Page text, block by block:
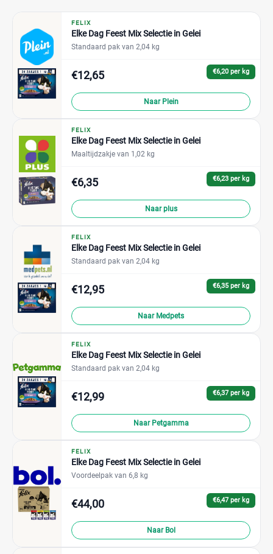
FELIX
Elke Dag Feest Mix Selectie in Gelei
Standaard pak van 2,04 kg
€6,20 per kg
€12,65
Naar Plein
FELIX
Elke Dag Feest Mix Selectie in Gelei
Maaltijdzakje van 1,02 kg
€6,23 per kg
€6,35
Naar plus
FELIX
Elke Dag Feest Mix Selectie in Gelei
Standaard pak van 2,04 kg
€6,35 per kg
€12,95
Naar Medpets
FELIX
Elke Dag Feest Mix Selectie in Gelei
Standaard pak van 2,04 kg
€6,37 per kg
€12,99
Naar Petgamma
FELIX
Elke Dag Feest Mix Selectie in Gelei
Voordeelpak van 6,8 kg
€6,47 per kg
€44,00
Naar Bol